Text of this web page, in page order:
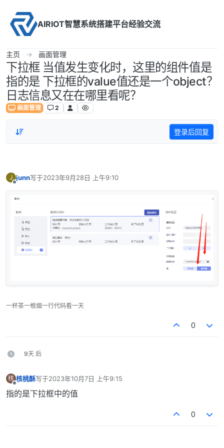
AIRIOT智慧系统搭建平台经验交流
主页 画面管理
下拉框 当值发生变化时，这里的组件值是
指的是 下拉框的value值还是一个object？
日志信息又在在哪里看呢？
画面管理 2
登录后回复
J junn写于2023年9月28日 上午9:10
最后由 编辑
一杯茶一根烟一行代码看一天
0
9天 后
核
离线
核桃酥写于2023年10月7日 上午9:15
最后由 编辑
指的是下拉框中的值
0